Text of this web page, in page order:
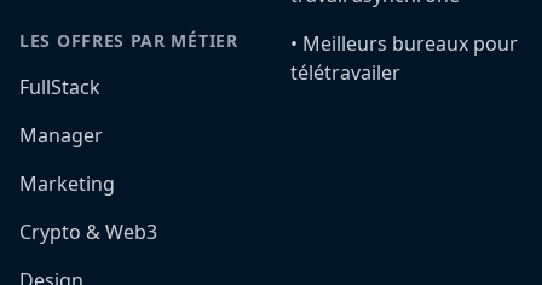
LES OFFRES PAR MÉTIER
FullStack
Manager
Marketing
Crypto & Web3
•️ Meilleurs bureaux pour
télétravailer